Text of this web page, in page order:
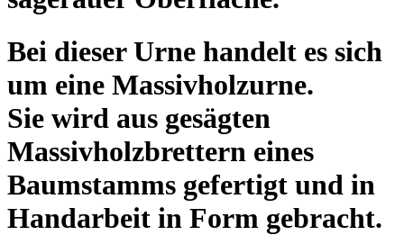
Bei dieser Urne handelt es sich
um eine Massivholzurne.
Sie wird aus gesägten
Massivholzbrettern eines
Baumstamms gefertigt und in
Handarbeit in Form gebracht.